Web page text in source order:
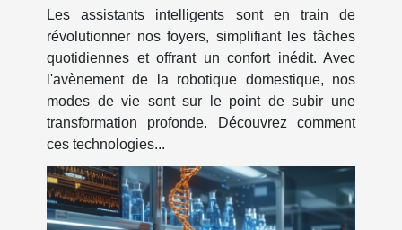
Les assistants intelligents sont en train de
révolutionner nos foyers, simplifiant les tâches
quotidiennes et offrant un confort inédit. Avec
l'avènement de la robotique domestique, nos
modes de vie sont sur le point de subir une
transformation profonde. Découvrez comment
ces technologies...